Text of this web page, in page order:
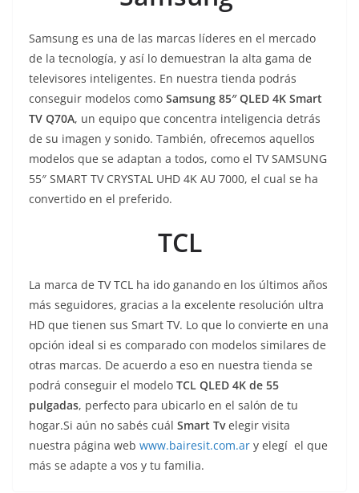
Samsung es una de las marcas líderes en el mercado
de la tecnología, y así lo demuestran la alta gama de
televisores inteligentes. En nuestra tienda podrás
conseguir modelos como Samsung 85″ QLED 4K Smart
TV Q70A, un equipo que concentra inteligencia detrás
de su imagen y sonido. También, ofrecemos aquellos
modelos que se adaptan a todos, como el TV SAMSUNG
55″ SMART TV CRYSTAL UHD 4K AU 7000, el cual se ha
convertido en el preferido.
TCL
La marca de TV TCL ha ido ganando en los últimos años
más seguidores, gracias a la excelente resolución ultra
HD que tienen sus Smart TV. Lo que lo convierte en una
opción ideal si es comparado con modelos similares de
otras marcas. De acuerdo a eso en nuestra tienda se
podrá conseguir el modelo TCL QLED 4K de 55
pulgadas, perfecto para ubicarlo en el salón de tu
hogar.Si aún no sabés cuál Smart Tvelegir visita
nuestra página web www.bairesit.com.ar y elegí el que
más se adapte a vos y tu familia.